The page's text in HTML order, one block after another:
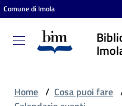
Vai al contenuto
Vai alla navigazione
Vai al footer
Comune di Imola
Biblioteca
comunale
Home / Cosa puoi fare